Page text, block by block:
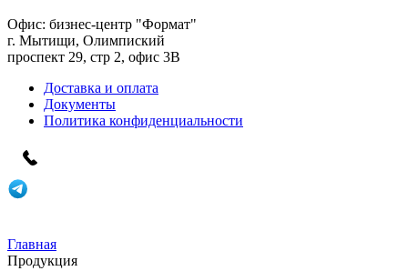
Офис: бизнес-центр "Формат"
г. Мытищи, Олимпиский
проспект 29, стр 2, офис 3B
Доставка и оплата
Документы
Политика конфиденциальности
Главная
Продукция